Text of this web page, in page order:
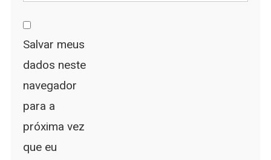
Salvar meus
dados neste
navegador
para a
próxima vez
que eu